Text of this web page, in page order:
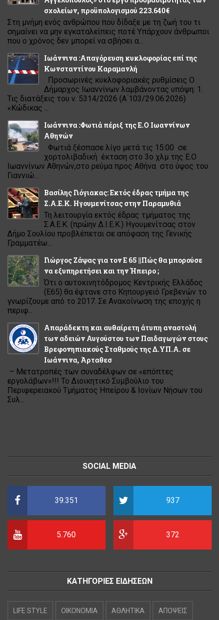
σχολείων, προϋπολογισμού 223.640€
Στη μνήμη ενός ανθρώπου που δίδαξε με τη ζωή του τι
σημαίνει να μην εγκαταλείπεις ποτέ Υπάρχουν άνθρωποι
που ο χρόνος δεν μπορεί να σβήσει α...
Ιωάννινα :Απαγόρευση κυκλοφορίας επί της
Κωνσταντίνου Καραμανλή
Προσωρινές κυκλοφοριακές ρυθμίσεις Ο
Δήμαρχος Ιωαννίνων λαμβάνοντας υπόψη: 1.
Τις διατάξεις του ν. 5314/2026 (Α ́103/29.06.2026)
«Κώδικας ...
Ιωάννινα :Φωτιά πέριξ της Ε.Ο Ιωαννίνων
Αθηνών
Φωτιά ξέσπασε λίγο μετά τις 15:00 σε
χορτολιβαδική έκταση στο 3ο χλμ της Ε.Ο
Ιωαννίνων Αθηνών,στο ρεύμα προς Αθήνα στο ύψος του
Γιαννιώ...
Βασίλης Γιόγιακας: Εκτός έδρας τμήμα της
Σ.Α.Ε.Κ. Ηγουμενίτσας στην Παραμυθιά
Τη λειτουργία εκτός έδρας τμήματος της
Σ.Α.Ε.Κ. (πρώην Δ.Ι.Ε.Κ.) Ηγουμενίτσας στον
Δήμο Σουλίου προβλέπεται σε απόφαση της Γενικής
Γραμματέω...
Γιώργος Ζάψας για τον Ε 65 ||Πώς θα μπορούσε
να εξυπηρετήσει και την Ήπειρο ;
Ότι ο αυτοκινητόδρομος Κεντρικής Ελλάδος
(Ε65) θα έφτανε στο Κηπουργειό Γρεβενών το
γνωρίζουμε από το 2017. Σε Ανακοίνωση της εποχής η
περιφ...
Απαράδεκτη και αυθαίρετη άτυπη αναστολή
των αδειών Αυγούστου των Παιδαγωγών στους
Βρεφονηπιακούς Σταθμούς της Δ.ΥΠ.Α. σε
Ιωάννινα, Άρταθεσ
– Μετατροπές των συναδέλφων σε «επόπτες
εργολάβων»!!! Το Διοικητικό Συμβούλιο του
Περιφερειακού Τμήματος Ηπείρου & Ιονίων Νήσων του
Συλ...
SOCIAL MEDIA
39.351 937
5.760 372
ΚΑΤΗΓΟΡΙΕΣ ΕΙΔΗΣΕΩΝ
LIFE STYLE OIKONOMIA ΑΘΛΗΤΙΚΑ ΑΠΟΨΕΙΣ